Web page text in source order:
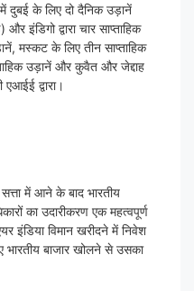
दुबई के लिए दो दैनिक उड़ानें
इंडिगो द्वारा चार साप्ताहिक
मस्कट के लिए तीन साप्ताहिक
उड़ानें और कुवैत और जेद्दाह
द्वारा।
में आने के बाद भारतीय
का उदारीकरण एक महत्वपूर्ण
इंडिया विमान खरीदने में निवेश
भारतीय बाजार खोलने से उसका